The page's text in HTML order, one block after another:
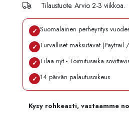
Tilaustuote. Arvio 2-3 viikkoa.
✓ Suomalainen perheyritys
✓ Turvalliset maksutavat (Paytrail
✓ Tilaa nyt - Toimitusaika
✓ 14 päivän palautusoikeus
Kysy rohkeasti, vastaamme